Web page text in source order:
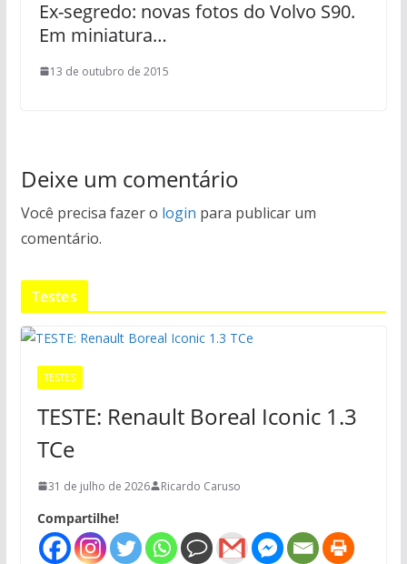
Ex-segredo: novas fotos do Volvo S90.
Em miniatura…
13 de outubro de 2015
Deixe um comentário
Você precisa fazer o login para publicar um
comentário.
Testes
TESTES
TESTE: Renault Boreal Iconic 1.3
TCe
31 de julho de 2026 Ricardo Caruso
Compartilhe!